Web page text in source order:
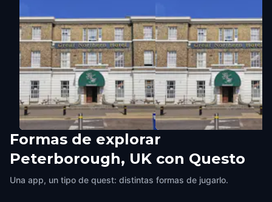
Peterborough Museum
Peterborough, UK, United Kingdom Peterborough, UK,United
Formas de explorar
Peterborough, UK con Questo
Una app, un tipo de quest: distintas formas de jugarlo.